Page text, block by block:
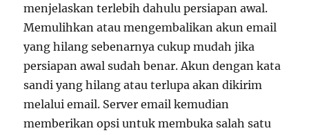
menjelaskan terlebih dahulu persiapan awal.
Memulihkan atau mengembalikan akun email
yang hilang sebenarnya cukup mudah jika
persiapan awal sudah benar. Akun dengan kata
sandi yang hilang atau terlupa akan dikirim
melalui email. Server email kemudian
memberikan opsi untuk membuka salah satu